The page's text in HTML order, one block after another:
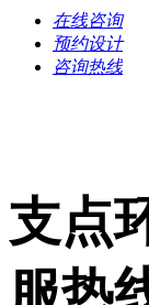
在线咨询
预约设计
咨询热线
支点
服热